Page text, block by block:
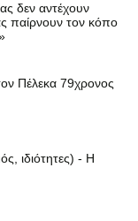
δεν αντέχουν
παίρνουν τον κόπο
Πέλεκα 79χρονος
ιδιότητες) - Η